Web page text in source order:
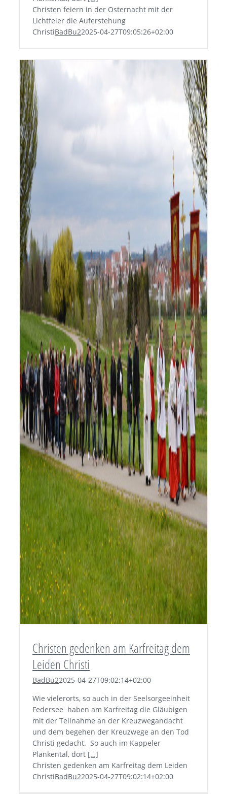
Christen feiern in der Osternacht mit der
Lichtfeier die Auferstehung
ChristiBadBu22025-04-27T09:05:26+02:00
Christen gedenken am Karfreitag dem
Leiden Christi
BadBu22025-04-27T09:02:14+02:00
Wie vielerorts, so auch in der Seelsorgeeinheit
Federsee haben am Karfreitag die Gläubigen
mit der Teilnahme an der Kreuzwegandacht
und dem begehen der Kreuzwege an den Tod
Christi gedacht. So auch im Kappeler
Plankental, dort […]
Christen gedenken am Karfreitag dem Leiden
ChristiBadBu22025-04-27T09:02:14+02:00